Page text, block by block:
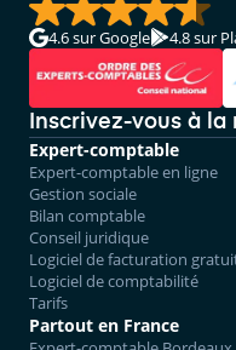
4.6sur Google 4.8sur
Inscrivez-vous à
Expert-comptable
Expert-comptable en ligne
Gestion sociale
Bilan comptable
Conseil juridique
Logiciel de facturation
Logiciel de comptabilité
Tarifs
Partout en France